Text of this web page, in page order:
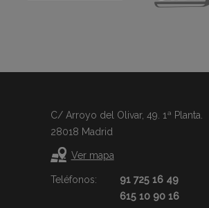
C/ Arroyo del Olivar, 49. 1ª Planta.
28018 Madrid
Ver mapa
Teléfonos:
91 725 16 49
615 10 90 16